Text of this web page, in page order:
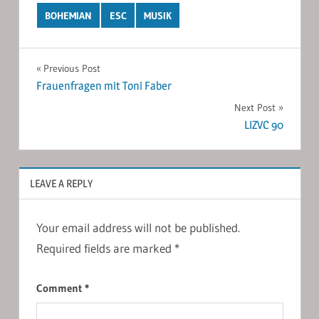
BOHEMIAN ESC MUSIK
Post
navigation
Previous Post
Frauenfragen mit Toni Faber
Next Post
LIZVC 90
LEAVE A REPLY
Your email address will not be published.
Required fields are marked *
Comment *